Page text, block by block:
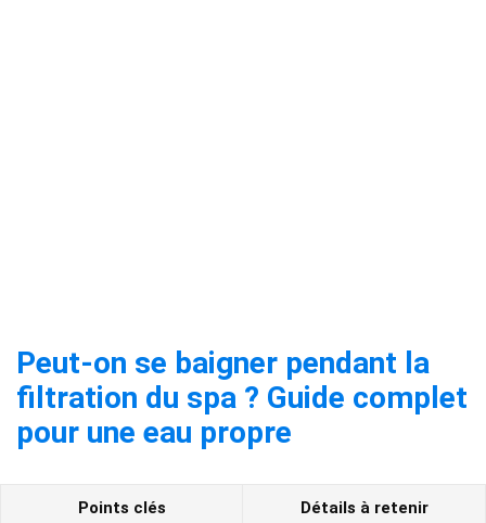
Peut-on se baigner pendant la
filtration du spa ? Guide complet
pour une eau propre
Points clés Détails à retenir